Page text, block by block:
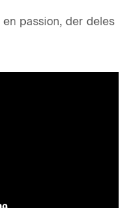
passion, der deles